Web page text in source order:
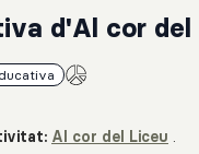
d'Al cor del
Al cor del Liceu .